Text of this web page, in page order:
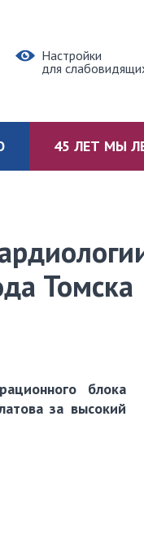
Настройки
для
45 ЛЕТ МЫ
Томска
блока
за высокий